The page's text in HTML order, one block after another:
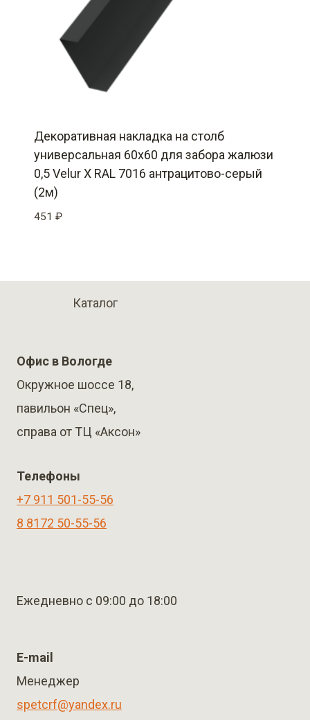
Декоративная накладка на столб
универсальная 60х60 для забора жалюзи
0,5 Velur X RAL 7016 антрацитово-серый
(2м)
451 ₽
Каталог
Офис в Вологде
Окружное шоссе 18,
павильон «Спец»,
справа от ТЦ «Аксон»
Телефоны
+7 911 501-55-56
8 8172 50-55-56
Ежедневно с 09:00 до 18:00
E-mail
Менеджер
spetcrf@yandex.ru